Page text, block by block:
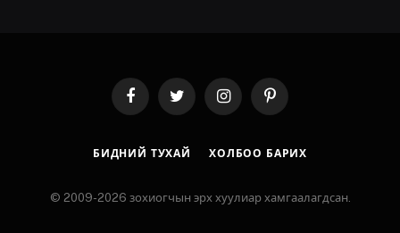
FacebookTwitter InstagramPinterest
БИДНИЙ ТУХАЙ ХОЛБОО БАРИХ
© 2009-2026 зохиогчын эрх хуулиар хамгаалагдсан.